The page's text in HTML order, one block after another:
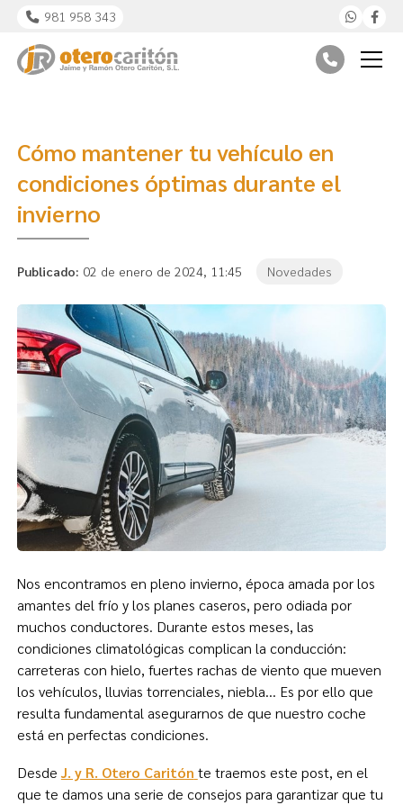
981 958 343
Cómo mantener tu vehículo en
condiciones óptimas durante el
invierno
Publicado: 02 de enero de 2024, 11:45 Novedades
Nos encontramos en pleno invierno, época amada por los
amantes del frío y los planes caseros, pero odiada por
muchos conductores. Durante estos meses, las
condiciones climatológicas complican la conducción:
carreteras con hielo, fuertes rachas de viento que mueven
los vehículos, lluvias torrenciales, niebla… Es por ello que
resulta fundamental asegurarnos de que nuestro coche
está en perfectas condiciones.
DesdeJ. y R. Otero Caritón te traemos este post, en el
que te damos una serie de consejos para garantizar que tu